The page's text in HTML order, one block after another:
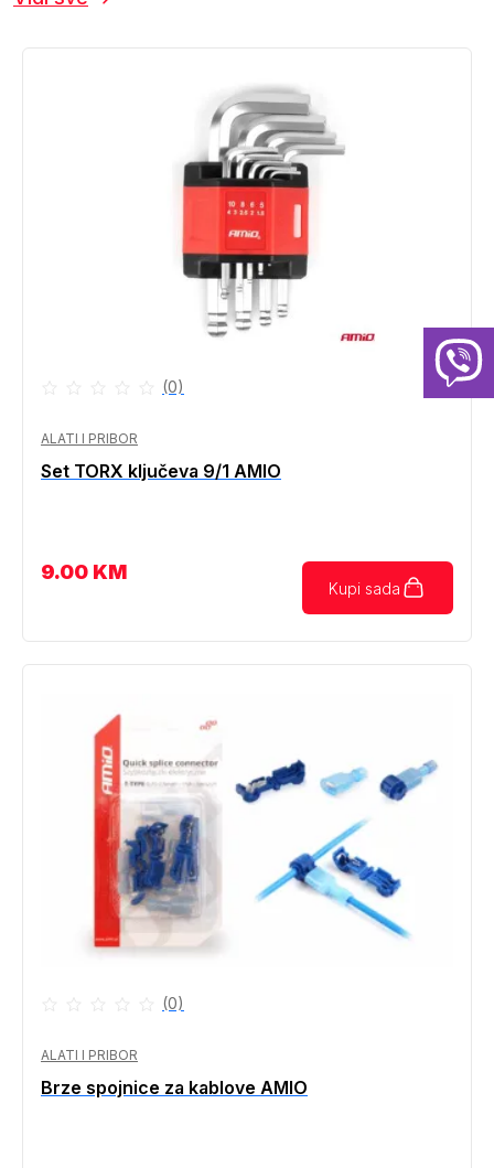
(0)
ALATI I PRIBOR
Set TORX ključeva 9/1 AMIO
9.00 KM
Kupi sada
(0)
ALATI I PRIBOR
Brze spojnice za kablove AMIO